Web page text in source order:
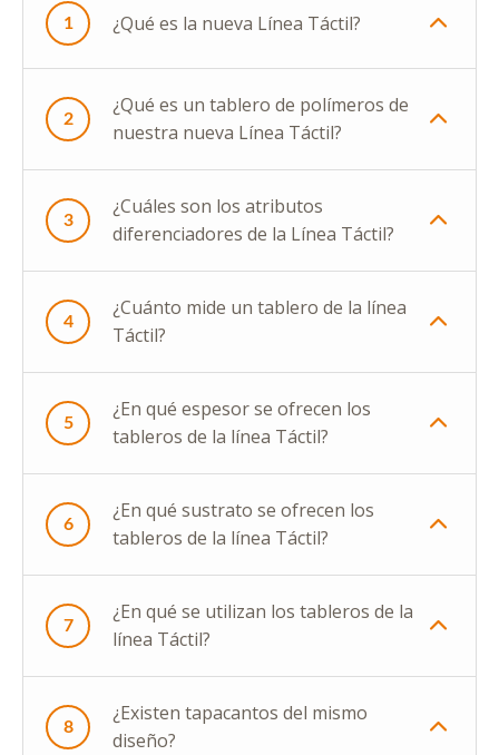
1 ¿Qué es la nueva Línea Táctil?
2
¿Qué es un tablero de polímeros de
nuestra nueva Línea Táctil?
3
¿Cuáles son los atributos
diferenciadores de la Línea Táctil?
4
¿Cuánto mide un tablero de la línea
Táctil?
5
¿En qué espesor se ofrecen los
tableros de la línea Táctil?
6
¿En qué sustrato se ofrecen los
tableros de la línea Táctil?
7
¿En qué se utilizan los tableros de la
línea Táctil?
8
¿Existen tapacantos del mismo
diseño?